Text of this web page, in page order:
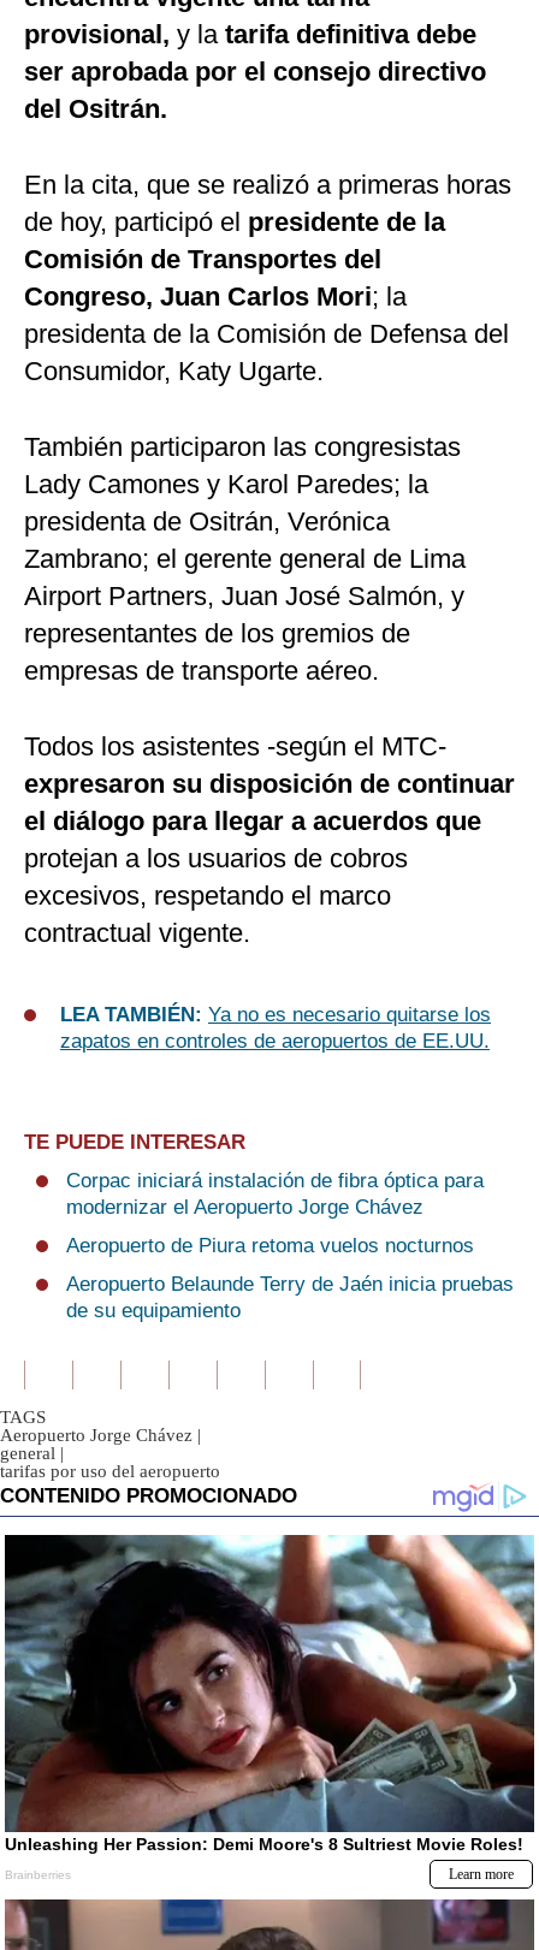
provisional, y la tarifa definitiva debe
ser aprobada por el consejo directivo
del Ositrán.
En la cita, que se realizó a primeras horas
de hoy, participó el presidente de la
Comisión de Transportes del
Congreso, Juan Carlos Mori; la
presidenta de la Comisión de Defensa del
Consumidor, Katy Ugarte.
También participaron las congresistas
Lady Camones y Karol Paredes; la
presidenta de Ositrán, Verónica
Zambrano; el gerente general de Lima
Airport Partners, Juan José Salmón, y
representantes de los gremios de
empresas de transporte aéreo.
Todos los asistentes -según el MTC-
expresaron su disposición de continuar
el diálogo para llegar a acuerdos que
protejan a los usuarios de cobros
excesivos, respetando el marco
contractual vigente.
LEA TAMBIÉN: Ya no es necesario quitarse los
zapatos en controles de aeropuertos de EE.UU.
TE PUEDE INTERESAR
Corpac iniciará instalación de fibra óptica para
modernizar el Aeropuerto Jorge Chávez
Aeropuerto de Piura retoma vuelos nocturnos
Aeropuerto Belaunde Terry de Jaén inicia pruebas
de su equipamiento
TAGS
Aeropuerto Jorge Chávez |
general |
tarifas por uso del aeropuerto